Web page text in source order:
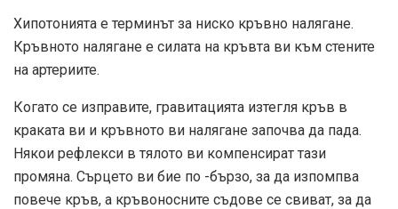
Хипотонията е терминът за ниско кръвно налягане.
Кръвното налягане е силата на кръвта ви към стените
на артериите.
Когато се изправите, гравитацията изтегля кръв в
краката ви и кръвното ви налягане започва да пада.
Някои рефлекси в тялото ви компенсират тази
промяна. Сърцето ви бие по -бързо, за да изпомпва
повече кръв, а кръвоносните съдове се свиват, за да